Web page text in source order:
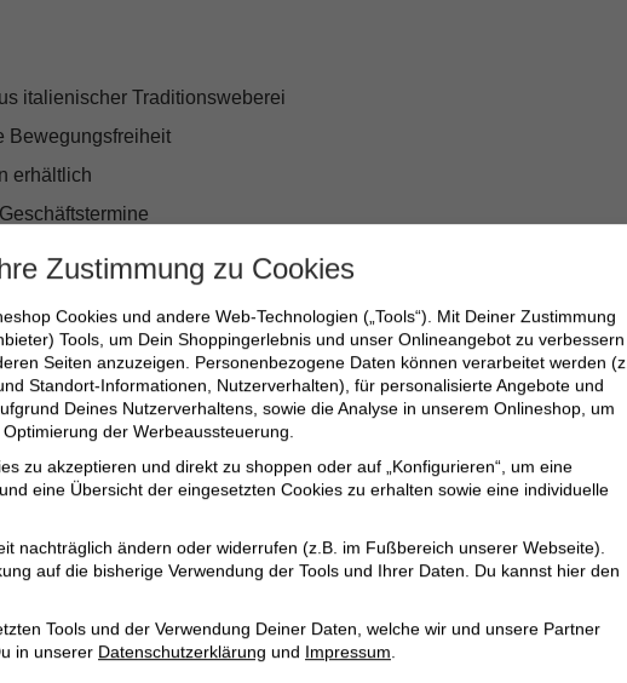
italienischer Traditionsweberei
Bewegungsfreiheit
erhältlich
45%
Zustimmung zu Cookies
Cookies und andere Web-Technologien („Tools“). Mit Deiner Zustimmung
Tools, um Dein Shoppingerlebnis und unser Onlineangebot zu verbessern
Seiten anzuzeigen. Personenbezogene Daten können verarbeitet werden (z.
Standort-Informationen, Nutzerverhalten), für personalisierte Angebote und
Deines Nutzerverhaltens, sowie die Analyse in unserem Onlineshop, um
der Werbeaussteuerung.
zu akzeptieren und direkt zu shoppen oder auf „Konfigurieren“, um eine
eine Übersicht der eingesetzten Cookies zu erhalten sowie eine individuelle
nachträglich ändern oder widerrufen (z.B. im Fußbereich unserer Webseite).
auf die bisherige Verwendung der Tools und Ihrer Daten. Du kannst hier den
Tools und der Verwendung Deiner Daten, welche wir und unsere Partner
in unserer Datenschutzerklärung und Impressum